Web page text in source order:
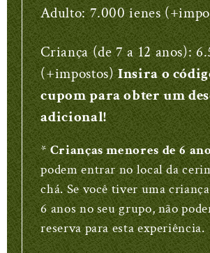
Adulto: 7.000 ienes
Criança (de 7 a 12 anos):
(+impostos)Insira o
cupom para obter um
adicional!
* Crianças menores de 6
podem entrar no local da
chá. Se você tiver uma
6 anos no seu grupo, não
reserva para esta experiência.